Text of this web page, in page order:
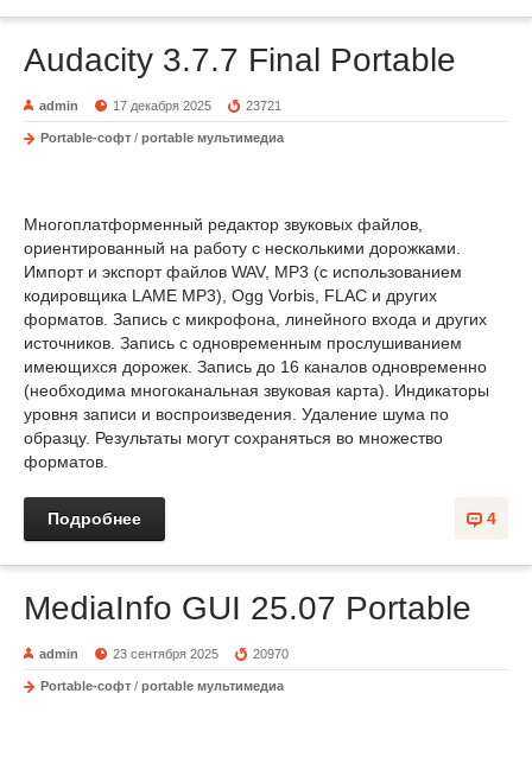
Audacity 3.7.7 Final Portable
admin 17 декабря 2025 23721
Portable-софт / portable мультимедиа
Многоплатформенный редактор звуковых файлов,
ориентированный на работу с несколькими дорожками.
Импорт и экспорт файлов WAV, MP3 (с использованием
кодировщика LAME MP3), Ogg Vorbis, FLAC и других
форматов. Запись с микрофона, линейного входа и других
источников. Запись с одновременным прослушиванием
имеющихся дорожек. Запись до 16 каналов одновременно
(необходима многоканальная звуковая карта). Индикаторы
уровня записи и воспроизведения. Удаление шума по
образцу. Результаты могут сохраняться во множество
форматов.
4
Подробнее
MediaInfo GUI 25.07 Portable
admin 23 сентября 2025 20970
Portable-софт / portable мультимедиа